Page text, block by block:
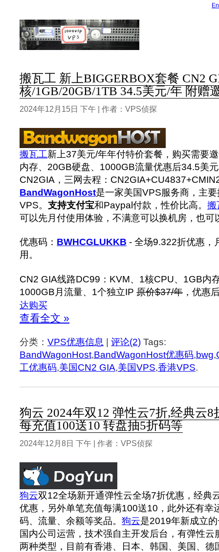
搬瓦工 新上BIGGERBOX套餐 CN2
核/1GB/20GB/1TB 34.5美元/年 附赠
2024年12月15日 下午 | 作者：VPS侦探
搬瓦工新上37美元/年年付特价套餐，购买需要
内存、20GB硬盘、1000GB流量优惠后34.5美
CN2GIA，三网去程：
BandWagonHost是一家美国VPS服务商，主
VPS。 支持支付宝和Paypal付款，性价比高。 搬
可以先月付使用体验，不满意可以换机房，也可
优惠码： BWHCGLUKKB - 全场9.322折优惠，
用。
CN2 GIA线路DC99：KVM、1核CPU、1GB内
1000GB月流量、1个独立IP 原价$37/年 ，优惠
达购买
查看全文 »
分类： VPS优惠信息 评论(2) Tags:
BandWagonHost,BandWagonHost优惠码,bwg,
工优惠码,美国CN2 GIA,美国VPS,香港VPS.
狗云 2024年双12 弹性云7折,经典云8
每充值100送10 转盘抽5折码等
2024年12月8日 下午 | 作者：VPS侦探
狗云双12全场新开通弹性云全场7折优惠，经典
优惠，另外单笔充值每满100送10，此外还有幸
码、流量、余额等奖品。 狗云是2019年新成立
国内公司运营，技术强自主开发后台，有弹性云
两种类型，目前有香港、日本、韩国、美国、德